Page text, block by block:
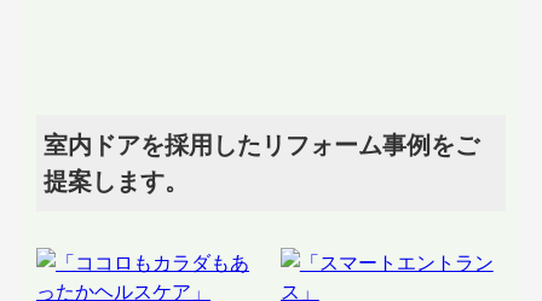
室内ドアを採用したリフォーム事例をご
提案します。